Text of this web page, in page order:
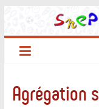
contenu
Agrégation